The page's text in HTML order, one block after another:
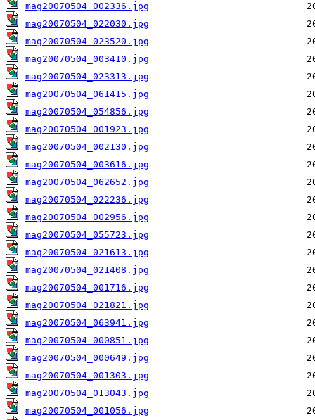
mag20070504_002336.jpg
mag20070504_022030.jpg
mag20070504_023520.jpg
mag20070504_003410.jpg
mag20070504_023313.jpg
mag20070504_061415.jpg
mag20070504_054856.jpg
mag20070504_001923.jpg
mag20070504_002130.jpg
mag20070504_003616.jpg
mag20070504_062652.jpg
mag20070504_022236.jpg
mag20070504_002956.jpg
mag20070504_055723.jpg
mag20070504_021613.jpg
mag20070504_021408.jpg
mag20070504_001716.jpg
mag20070504_021821.jpg
mag20070504_063941.jpg
mag20070504_000851.jpg
mag20070504_000649.jpg
mag20070504_001303.jpg
mag20070504_013043.jpg
mag20070504_001056.jpg